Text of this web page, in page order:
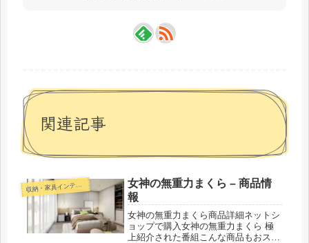
関連記事
収
納・家具インテリア
女神の無重力まくら – 商品情
報
女神の無重力まくら商品詳細ネットシ
ョップで購入女神の無重力まくら 極
上紹介された番組こんな商品もおスス